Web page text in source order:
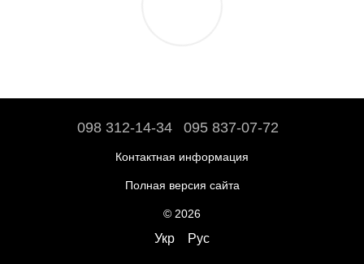
098 312-14-34 095 837-07-72
Контактная информация
Полная версия сайта
© 2026
Укр Рус